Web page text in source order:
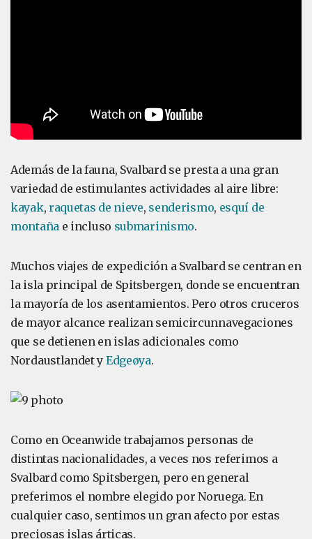
Además de la fauna, Svalbard se presta a una gran
variedad de estimulantes actividades al aire libre:
kayak, raquetas de nieve, senderismo, esquí de
montañae incluso submarinismo.
Muchos viajes de expedición a Svalbard se centran en
la isla principal de Spitsbergen, donde se encuentran
la mayoría de los asentamientos. Pero otros cruceros
de mayor alcance realizan semicircunnavegaciones
que se detienen en islas adicionales como
Nordaustlandet y Edgeøya.
Como en Oceanwide trabajamos personas de
distintas nacionalidades, a veces nos referimos a
Svalbard como Spitsbergen, pero en general
preferimos el nombre elegido por Noruega. En
cualquier caso, sentimos un gran afecto por estas
preciosas islas árticas.